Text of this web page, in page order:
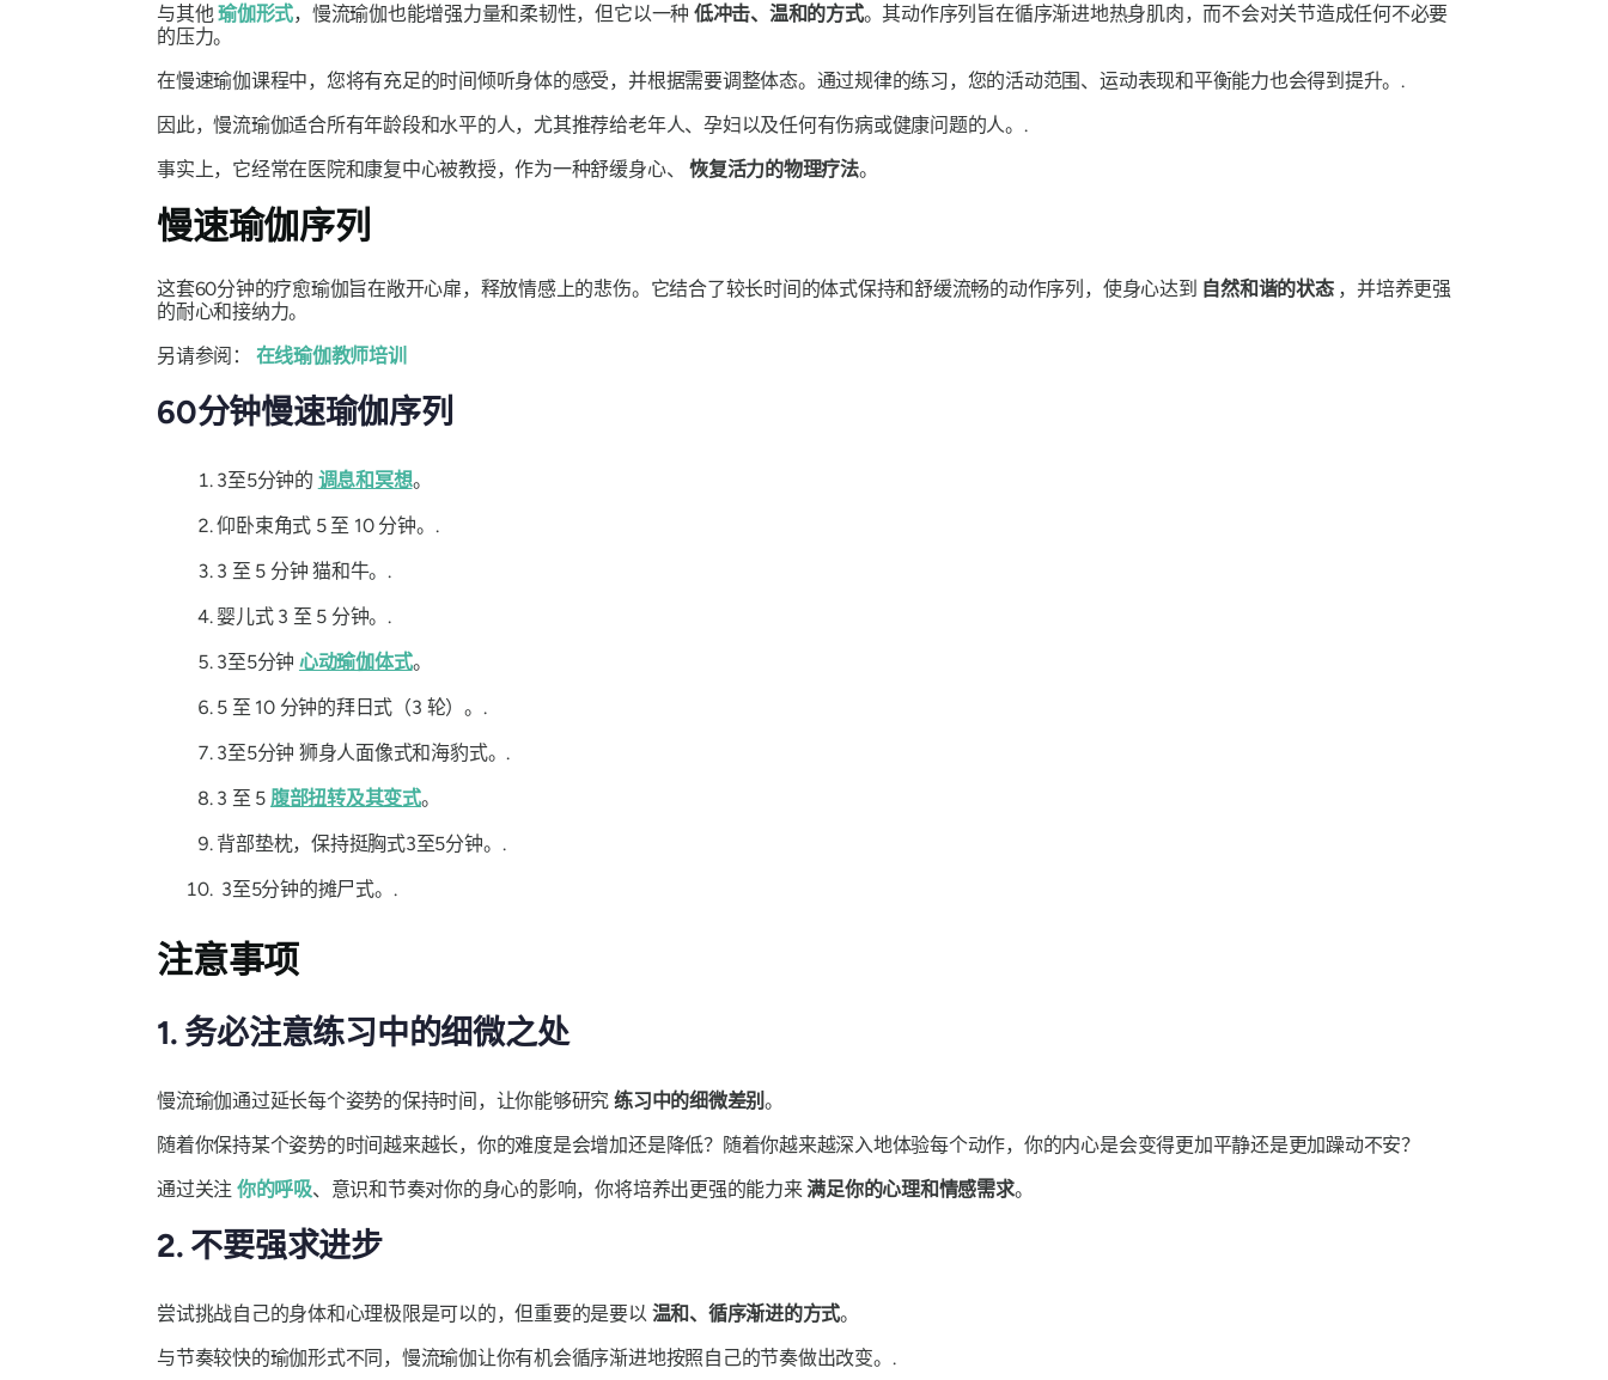
与其他瑜伽形式，慢流瑜伽也能增强力量和柔韧性，但它以一种 低冲击、温和的方式。其动作序列旨在循序渐进地热身肌肉，而不会对关节造成任何不必要
的压力。
在慢速瑜伽课程中，您将有充足的时间倾听身体的感受，并根据需要调整体态。通过规律的练习，您的活动范围、运动表现和平衡能力也会得到提升。.
因此，慢流瑜伽适合所有年龄段和水平的人，尤其推荐给老年人、孕妇以及任何有伤病或健康问题的人。.
事实上，它经常在医院和康复中心被教授，作为一种舒缓身心、恢复活力的物理疗法。
慢速瑜伽序列
这套60分钟的疗愈瑜伽旨在敞开心扉，释放情感上的悲伤。它结合了较长时间的体式保持和舒缓流畅的动作序列，使身心达到 自然和谐的状态，并培养更强
的耐心和接纳力。
另请参阅： 在线瑜伽教师培训
60分钟慢速瑜伽序列
3至5分钟的 调息和冥想。
仰卧束角式 5 至 10 分钟。.
3 至 5 分钟 猫和牛。.
婴儿式 3 至 5 分钟。.
3至5分钟 心动瑜伽体式。
5 至 10 分钟的拜日式（3 轮）。.
3至5分钟 狮身人面像式和海豹式。.
3 至 5 腹部扭转及其变式。
背部垫枕，保持挺胸式3至5分钟。.
3至5分钟的摊尸式。.
注意事项
1. 务必注意练习中的细微之处
慢流瑜伽通过延长每个姿势的保持时间，让你能够研究 练习中的细微差别。
随着你保持某个姿势的时间越来越长，你的难度是会增加还是降低？随着你越来越深入地体验每个动作，你的内心是会变得更加平静还是更加躁动不安？
通过关注 你的呼吸、意识和节奏对你的身心的影响，你将培养出更强的能力来满足你的心理和情感需求。
2. 不要强求进步
尝试挑战自己的身体和心理极限是可以的，但重要的是要以 温和、循序渐进的方式。
与节奏较快的瑜伽形式不同，慢流瑜伽让你有机会循序渐进地按照自己的节奏做出改变。.